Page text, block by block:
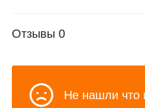
Отзывы 0
Не нашли что